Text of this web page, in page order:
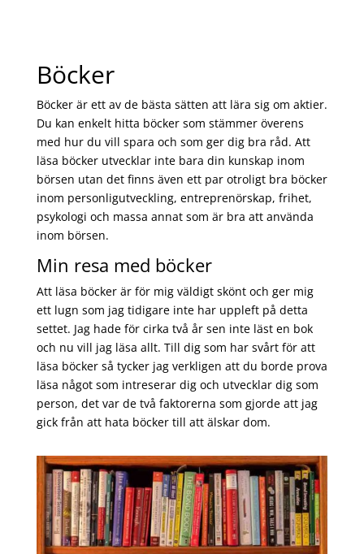
Böcker
Böcker är ett av de bästa sätten att lära sig om aktier.
Du kan enkelt hitta böcker som stämmer överens
med hur du vill spara och som ger dig bra råd. Att
läsa böcker utvecklar inte bara din kunskap inom
börsen utan det finns även ett par otroligt bra böcker
inom personligutveckling, entreprenörskap, frihet,
psykologi och massa annat som är bra att använda
inom börsen.
Min resa med böcker
Att läsa böcker är för mig väldigt skönt och ger mig
ett lugn som jag tidigare inte har uppleft på detta
settet. Jag hade för cirka två år sen inte läst en bok
och nu vill jag läsa allt. Till dig som har svårt för att
läsa böcker så tycker jag verkligen att du borde prova
läsa något som intreserar dig och utvecklar dig som
person, det var de två faktorerna som gjorde att jag
gick från att hata böcker till att älskar dom.